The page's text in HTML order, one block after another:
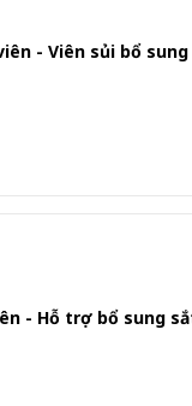
- Viên sủi bổ
- Hỗ trợ bổ sung